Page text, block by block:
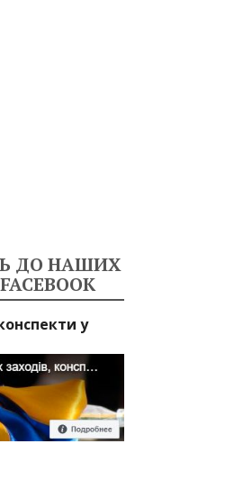
ДО НАШИХ
у